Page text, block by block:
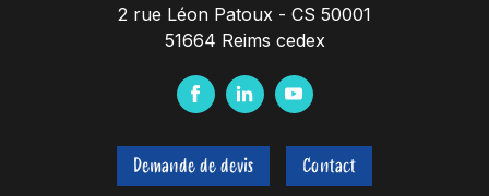
2 rue Léon Patoux - CS 50001
51664 Reims cedex
F
c
e
L
n
k
Y
u
t
Demande de devis Contact